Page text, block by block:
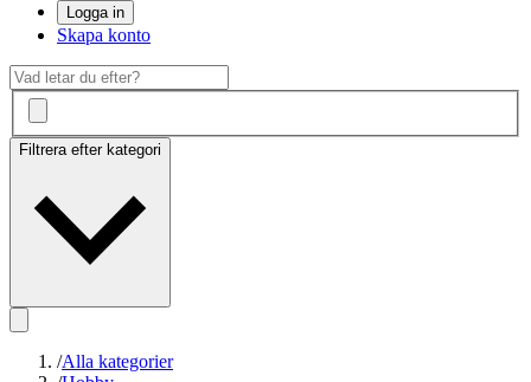
Logga in
Skapa konto
Filtrera efter kategori
/Alla kategorier